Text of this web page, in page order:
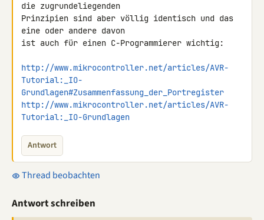
die zugrundeliegenden
Prinzipien sind aber völlig identisch und das
eine oder andere davon
ist auch für einen C-Programmierer wichtig:
http://www.mikrocontroller.net/articles/AVR-
Tutorial:_IO-
Grundlagen#Zusammenfassung_der_Portregister
http://www.mikrocontroller.net/articles/AVR-
Tutorial:_IO-Grundlagen
Antwort
Thread beobachten
Antwort schreiben